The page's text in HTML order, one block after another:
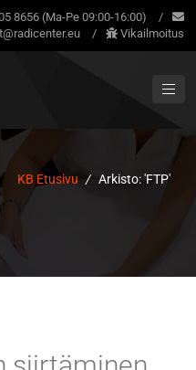
8656 (Ma-Pe 09:00-16:00)
/
/ Vikailmoitus
KB Etusivu / Arkisto: 'FTP'